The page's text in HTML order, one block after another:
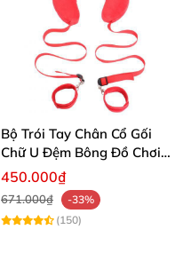
Bộ Trói Tay Chân Cổ Gối
Chữ U Đệm Bông Đồ Chơi
BDSM Cao Cấp
450.000₫
671.000₫
-33%
(150)